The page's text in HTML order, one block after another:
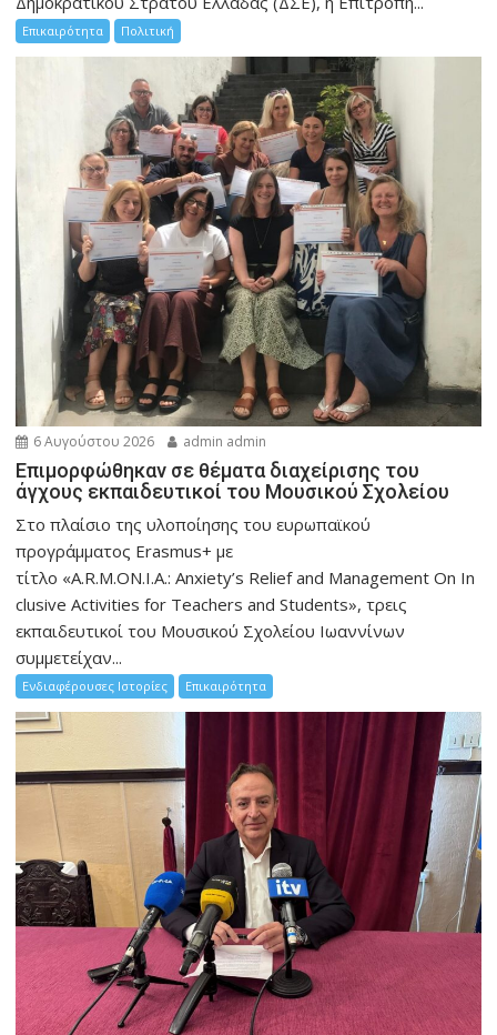
Επικαιρότητα Πολιτική
6 Αυγούστου 2026 admin admin
Eπιμορφώθηκαν σε θέματα διαχείρισης του
άγχους εκπαιδευτικοί του Μουσικού Σχολείου
Στο πλαίσιο της υλοποίησης του ευρωπαϊκού
προγράμματος Erasmus+ με
τίτλο «A.R.M.ON.I.A.: Anxiety’s Relief and Management On In
clusive Activities for Teachers and Students», τρεις
εκπαιδευτικοί του Μουσικού Σχολείου Ιωαννίνων
συμμετείχαν...
Ενδιαφέρουσες Ιστορίες Επικαιρότητα